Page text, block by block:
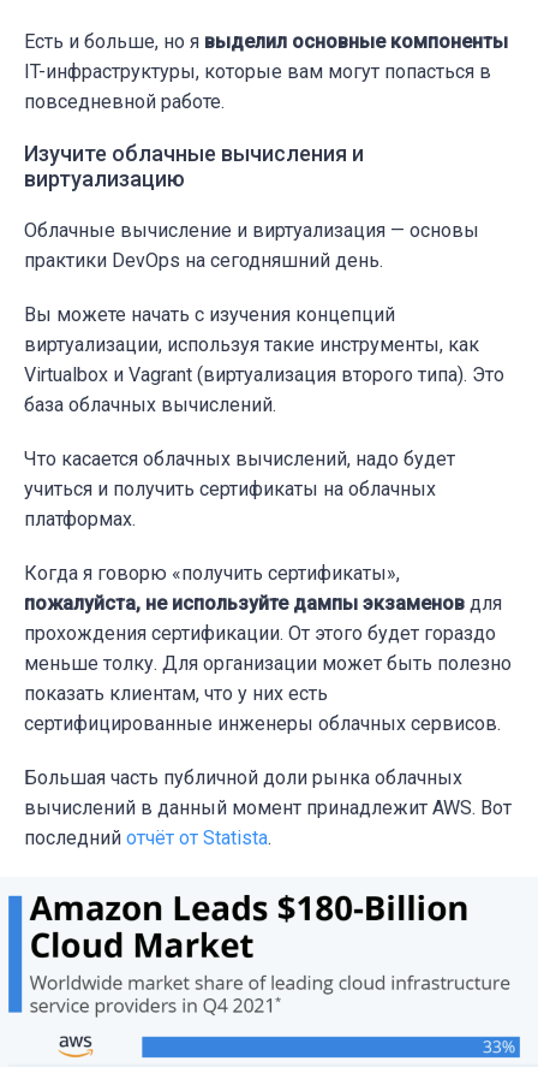
Есть и больше, но я выделил основные компоненты
IT-инфраструктуры, которые вам могут попасться в
повседневной работе.
Изучите облачные вычисления и
виртуализацию
Облачные вычисление и виртуализация — основы
практики DevOps на сегодняшний день.
Вы можете начать с изучения концепций
виртуализации, используя такие инструменты, как
Virtualbox и Vagrant (виртуализация второго типа). Это
база облачных вычислений.
Что касается облачных вычислений, надо будет
учиться и получить сертификаты на облачных
платформах.
Когда я говорю «получить сертификаты»,
пожалуйста, не используйте дампы экзаменов для
прохождения сертификации. От этого будет гораздо
меньше толку. Для организации может быть полезно
показать клиентам, что у них есть
сертифицированные инженеры облачных сервисов.
Большая часть публичной доли рынка облачных
вычислений в данный момент принадлежит AWS. Вот
последний отчёт от Statista.